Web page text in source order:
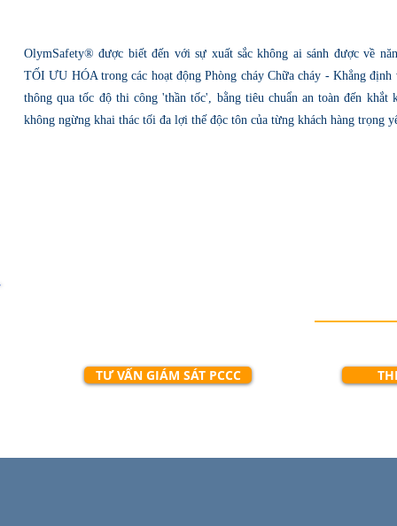
OlymSafety® được biết đến với sự xuất sắc không ai sánh được về
TỐI ƯU HÓA trong các hoạt động Phòng cháy Chữa cháy - Khẳng định
thông qua tốc độ thi công 'thần tốc', bằng tiêu chuẩn an toàn đến khắt
không ngừng khai thác tối đa lợi thế độc tôn của từng khách hàng trọng
TƯ VẤN GIÁM SÁT PCCC